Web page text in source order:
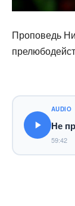
Проповедь
AUDIO
Не
59:42